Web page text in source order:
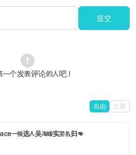
提交
一个发表评论的人吧！
自由 主题
一候选人吴海媛实至名归👊